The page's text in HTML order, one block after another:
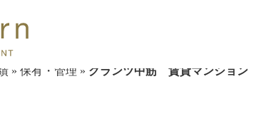
» 保有・管理 » グランツ中筋 賃貸マンション